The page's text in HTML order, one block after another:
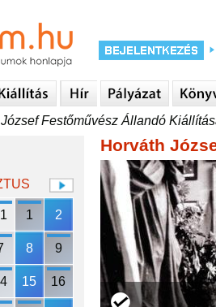
Festőművész Állandó
1 2
8 9
15 16
Horváth